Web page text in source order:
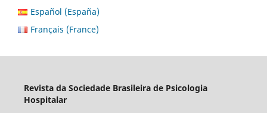
Español (España)
Français (France)
Revista da Sociedade Brasileira de Psicologia
Hospitalar